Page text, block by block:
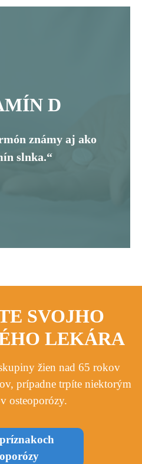
D
známy aj ako
slnka.“
SVOJHO
LEKÁRA
žien nad 65 rokov
prípadne trpíte niektorým
osteoporózy.